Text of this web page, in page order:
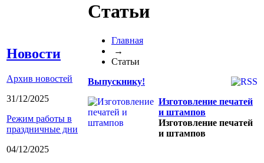
Новости
Архив новостей
31/12/2025
Режим работы в
праздничные дни
04/12/2025
Статьи
Главная
→
Статьи
Выпускнику!
Изготовление печатей
и штампов
Изготовление печатей
и штампов